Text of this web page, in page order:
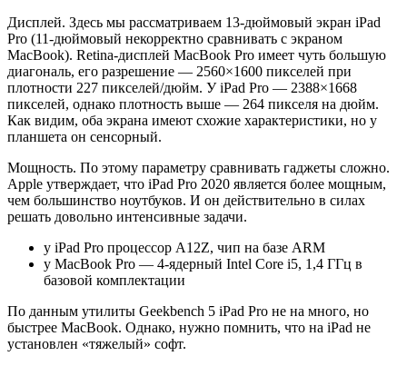
Дисплей. Здесь мы рассматриваем 13-дюймовый экран iPad
Pro (11-дюймовый некорректно сравнивать с экраном
MacBook). Retina-дисплей MacBook Pro имеет чуть большую
диагональ, его разрешение — 2560×1600 пикселей при
плотности 227 пикселей/дюйм. У iPad Pro — 2388×1668
пикселей, однако плотность выше — 264 пикселя на дюйм.
Как видим, оба экрана имеют схожие характеристики, но у
планшета он сенсорный.
Мощность. По этому параметру сравнивать гаджеты сложно.
Apple утверждает, что iPad Pro 2020 является более мощным,
чем большинство ноутбуков. И он действительно в силах
решать довольно интенсивные задачи.
у iPad Pro процессор A12Z, чип на базе ARM
у MacBook Pro — 4‑ядерный Intel Core i5, 1,4 ГГц в
базовой комплектации
По данным утилиты Geekbench 5 iPad Pro не на много, но
быстрее MacBook. Однако, нужно помнить, что на iPad не
установлен «тяжелый» софт.